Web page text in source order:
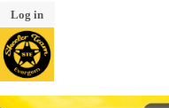
Log in